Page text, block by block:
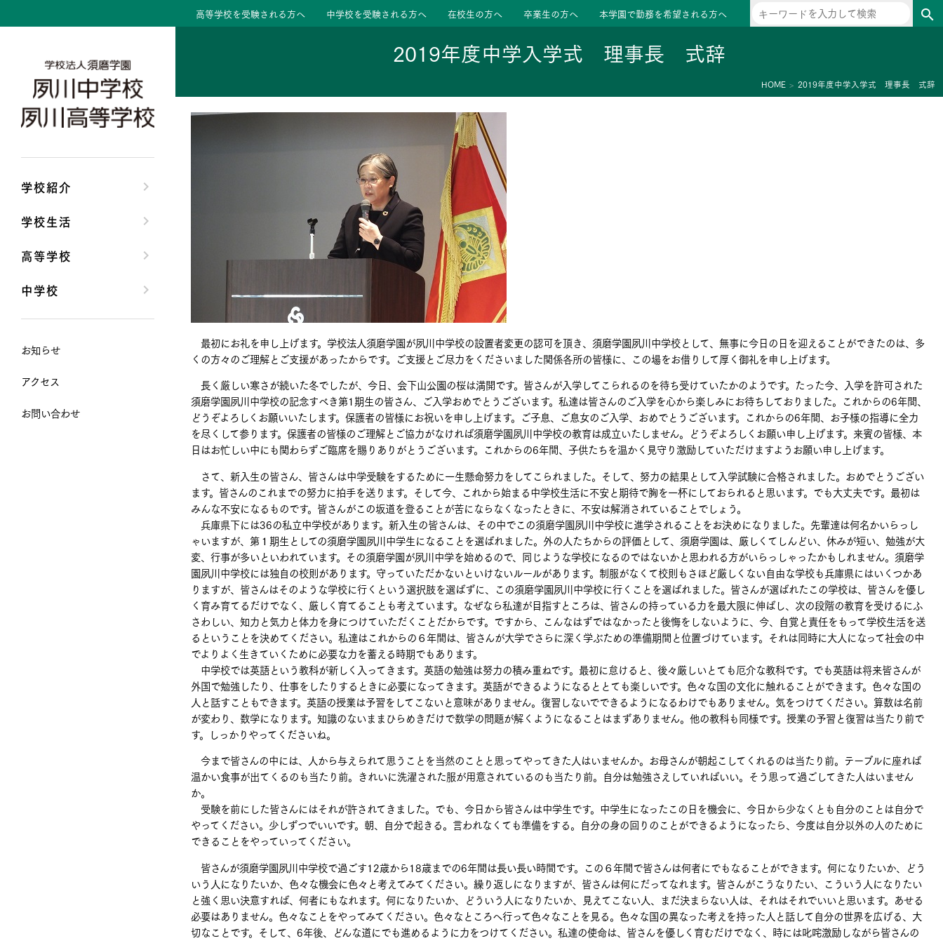
高等学校を受験される方へ 中学校を受験される方へ 在校生の方へ 卒業生の方へ 本学園で勤務を希望される方へ search
2019年度中学入学式 理事長 式辞
HOME 2019年度中学入学式 理事長 式辞
最初にお礼を申し上げます。学校法人須磨学園が夙川中学校の設置者変更の認可を頂き、須磨学園夙川中学校として、無事に今日の日を迎えることができたのは、多
くの方々のご理解とご支援があったからです。ご支援とご尽力をくださいました関係各所の皆様に、この場をお借りして厚く御礼を申し上げます。
長く厳しい寒さが続いた冬でしたが、今日、会下山公園の桜は満開です。皆さんが入学してこられるのを待ち受けていたかのようです。たった今、入学を許可された
須磨学園夙川中学校の記念すべき第1期生の皆さん、ご入学おめでとうございます。私達は皆さんのご入学を心から楽しみにお待ちしておりました。これからの6年間、
どうぞよろしくお願いいたします。保護者の皆様にお祝いを申し上げます。ご子息、ご息女のご入学、おめでとうございます。これからの6年間、お子様の指導に全力
を尽くして参ります。保護者の皆様のご理解とご協力がなければ須磨学園夙川中学校の教育は成立いたしません。どうぞよろしくお願い申し上げます。来賓の皆様、本
日はお忙しい中にも関わらずご臨席を賜りありがとうございます。これからの6年間、子供たちを温かく見守り激励していただけますようお願い申し上げます。
さて、新入生の皆さん、皆さんは中学受験をするために一生懸命努力をしてこられました。そして、努力の結果として入学試験に合格されました。おめでとうござい
ます。皆さんのこれまでの努力に拍手を送ります。そして今、これから始まる中学校生活に不安と期待で胸を一杯にしておられると思います。でも大丈夫です。最初は
みんな不安になるものです。皆さんがこの坂道を登ることが苦にならなくなったときに、不安は解消されていることでしょう。
兵庫県下には36の私立中学校があります。新入生の皆さんは、その中でこの須磨学園夙川中学校に進学されることをお決めになりました。先輩達は何名かいらっし
ゃいますが、第１期生としての須磨学園夙川中学生になることを選ばれました。外の人たちからの評価として、須磨学園は、厳しくてしんどい、休みが短い、勉強が大
変、行事が多いといわれています。その須磨学園が夙川中学を始めるので、同じような学校になるのではないかと思われる方がいらっしゃったかもしれません。須磨学
園夙川中学校には独自の校則があります。守っていただかないといけないルールがあります。制服がなくて校則もさほど厳しくない自由な学校も兵庫県にはいくつかあ
りますが、皆さんはそのような学校に行くという選択肢を選ばずに、この須磨学園夙川中学校に行くことを選ばれました。皆さんが選ばれたこの学校は、皆さんを優し
く育み育てるだけでなく、厳しく育てることも考えています。なぜなら私達が目指すところは、皆さんの持っている力を最大限に伸ばし、次の段階の教育を受けるにふ
さわしい、知力と気力と体力を身につけていただくことだからです。ですから、こんなはずではなかったと後悔をしないように、今、自覚と責任をもって学校生活を送
るということを決めてください。私達はこれからの６年間は、皆さんが大学でさらに深く学ぶための準備期間と位置づけています。それは同時に大人になって社会の中
でよりよく生きていくために必要な力を蓄える時期でもあります。
中学校では英語という教科が新しく入ってきます。英語の勉強は努力の積み重ねです。最初に怠けると、後々厳しいとても厄介な教科です。でも英語は将来皆さんが
外国で勉強したり、仕事をしたりするときに必要になってきます。英語ができるようになるととても楽しいです。色々な国の文化に触れることができます。色々な国の
人と話すこともできます。英語の授業は予習をしてこないと意味がありません。復習しないでできるようになるわけでもありません。気をつけてください。算数は名前
が変わり、数学になります。知識のないままひらめきだけで数学の問題が解くようになることはまずありません。他の教科も同様です。授業の予習と復習は当たり前で
す。しっかりやってくださいね。
今まで皆さんの中には、人から与えられて思うことを当然のことと思ってやってきた人はいませんか。お母さんが朝起こしてくれるのは当たり前。テーブルに座れば
温かい食事が出てくるのも当たり前。きれいに洗濯された服が用意されているのも当たり前。自分は勉強さえしていればいい。そう思って過ごしてきた人はいません
か。
受験を前にした皆さんにはそれが許されてきました。でも、今日から皆さんは中学生です。中学生になったこの日を機会に、今日から少なくとも自分のことは自分で
やってください。少しずつでいいです。朝、自分で起きる。言われなくても準備をする。自分の身の回りのことができるようになったら、今度は自分以外の人のために
できることをやっていってください。
皆さんが須磨学園夙川中学校で過ごす12歳から18歳までの6年間は長い長い時間です。この６年間で皆さんは何者にでもなることができます。何になりたいか、どう
いう人になりたいか、色々な機会に色々と考えてみてください。繰り返しになりますが、皆さんは何にだってなれます。皆さんがこうなりたい、こういう人になりたい
と強く思い決意すれば、何者にもなれます。何になりたいか、どういう人になりたいか、見えてこない人、まだ決まらない人は、それはそれでいいと思います。あせる
必要はありません。色々なことをやってみてください。色々なところへ行って色々なことを見る。色々な国の異なった考えを持った人と話して自分の世界を広げる、大
切なことです。そして、6年後、どんな道にでも進めるように力をつけてください。私達の使命は、皆さんを優しく育むだけでなく、時には叱咤激励しながら皆さんの
学校紹介
学校生活
高等学校
中学校
お知らせ
アクセス
お問い合わせ
理事長/学園長メッセージ
クラブ活動・生徒会活動
高校校長からの挨拶
先輩たちの声・生徒たちの声
中学校長からの挨拶
先輩たちの声・生徒たちの声